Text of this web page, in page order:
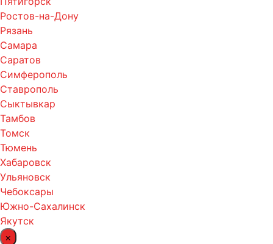
Ростов-на-Дону
Рязань
Самара
Саратов
Симферополь
Ставрополь
Сыктывкар
Тамбов
Томск
Тюмень
Хабаровск
Ульяновск
Чебоксары
Южно-Сахалинск
Якутск
×